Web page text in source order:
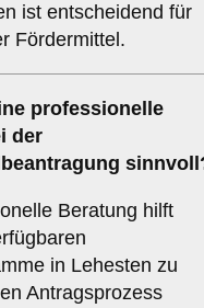
ist entscheidend für
Fördermittel.
professionelle
der
Beratung hilft
in Lehesten zu
Antragsprozess